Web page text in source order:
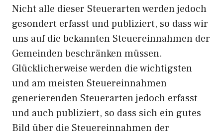
Nicht alle dieser Steuerarten werden jedoch
gesondert erfasst und publiziert, so dass wir
uns auf die bekannten Steuereinnahmen der
Gemeinden beschränken müssen.
Glücklicherweise werden die wichtigsten
und am meisten Steuereinnahmen
generierenden Steuerarten jedoch erfasst
und auch publiziert, so dass sich ein gutes
Bild über die Steuereinnahmen der